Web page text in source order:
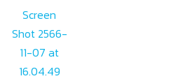
Screen
Shot 2566-
11-07 at
16.04.49